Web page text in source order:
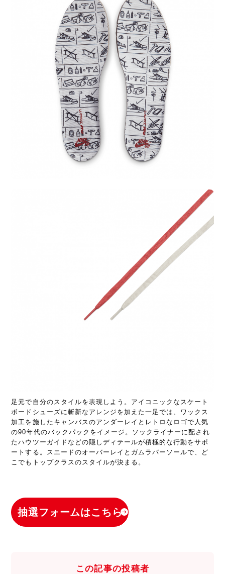
足元で自分のスタイルを表現しよう。アイコニックなスケート
ボードシューズに斬新なアレンジを加えた一足では、ワックス
加工を施したキャンバスのアンダーレイとレトロなロゴで人気
の90年代のバックパックをイメージ。ソックライナーに配され
たハウツーガイドなどの隠しディテールが積極的な行動をサポ
ートする。スエードのオーバーレイとガムラバーソールで、ど
こでもトップクラスのスタイルが決まる。
抽選フォームはこちら
この記事の投稿者